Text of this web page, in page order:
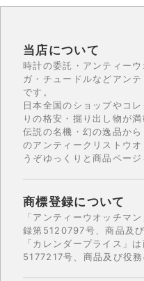
当店について
時計の委託・アンティー
ガ・チュードルなどアン
です。
日本全国のショップやコ
りの格安・掘り出し物が満
伝説の名機・幻の逸品か
のアンティークリストウ
うぞゆっくりと商品ページ
商標登録について
「アンティーウオッチマ
録第5120797号、商品及
「カレンダープライス」
5177217号、商品及び役